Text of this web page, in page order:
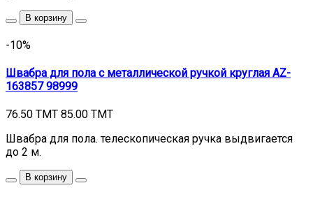
В корзину
-10%
Швабра для пола с металлической ручкой круглая AZ-
163857 98999
76.50 TMT 85.00 TMT
Швабра для пола. телескопическая ручка выдвигается
до 2 м.
В корзину